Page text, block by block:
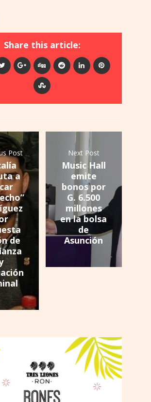
Share this article:
Post
a
de
Next Post
Music Hall
emite
bonos por
G. 6.500
millones
en la bolsa
de
Asunción